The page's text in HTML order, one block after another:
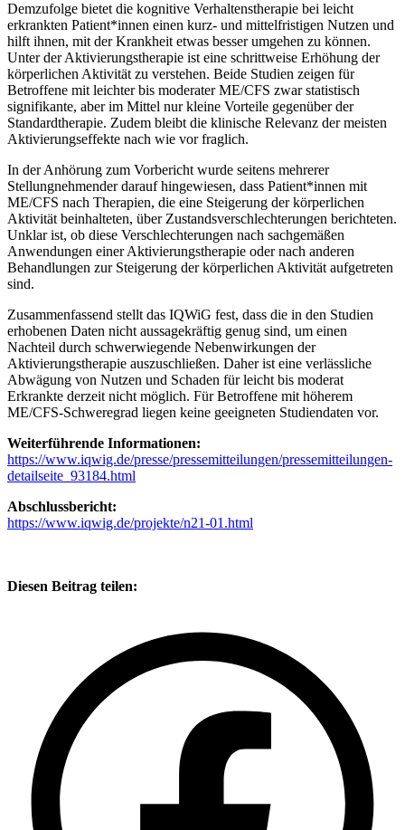
Demzufolge bietet die kognitive Verhaltenstherapie bei leicht
erkrankten Patient*innen einen kurz- und mittelfristigen Nutzen und
hilft ihnen, mit der Krankheit etwas besser umgehen zu können.
Unter der Aktivierungstherapie ist eine schrittweise Erhöhung der
körperlichen Aktivität zu verstehen. Beide Studien zeigen für
Betroffene mit leichter bis moderater ME/CFS zwar statistisch
signifikante, aber im Mittel nur kleine Vorteile gegenüber der
Standardtherapie. Zudem bleibt die klinische Relevanz der meisten
Aktivierungseffekte nach wie vor fraglich.
In der Anhörung zum Vorbericht wurde seitens mehrerer
Stellungnehmender darauf hingewiesen, dass Patient*innen mit
ME/CFS nach Therapien, die eine Steigerung der körperlichen
Aktivität beinhalteten, über Zustandsverschlechterungen berichteten.
Unklar ist, ob diese Verschlechterungen nach sachgemäßen
Anwendungen einer Aktivierungstherapie oder nach anderen
Behandlungen zur Steigerung der körperlichen Aktivität aufgetreten
sind.
Zusammenfassend stellt das IQWiG fest, dass die in den Studien
erhobenen Daten nicht aussagekräftig genug sind, um einen
Nachteil durch schwerwiegende Nebenwirkungen der
Aktivierungstherapie auszuschließen. Daher ist eine verlässliche
Abwägung von Nutzen und Schaden für leicht bis moderat
Erkrankte derzeit nicht möglich. Für Betroffene mit höherem
ME/CFS-Schweregrad liegen keine geeigneten Studiendaten vor.
Weiterführende Informationen:
https://www.iqwig.de/presse/pressemitteilungen/pressemitteilungen-
detailseite_93184.html
Abschlussbericht:
https://www.iqwig.de/projekte/n21-01.html
Diesen Beitrag teilen: